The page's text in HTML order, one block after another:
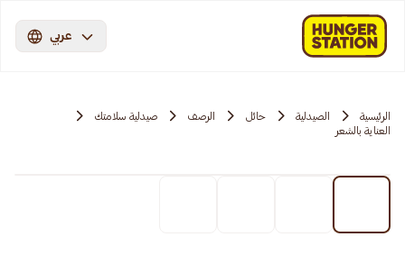
عربي
الرئيسية الصيدلية حائل الرصف
صيدلية سلامتك
العناية بالشعر